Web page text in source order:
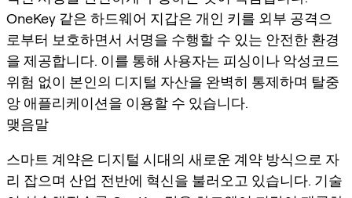
OneKey 같은 하드웨어 지갑은 개인 키를 외부 공격으
로부터 보호하면서 서명을 수행할 수 있는 안전한 환경
을 제공합니다. 이를 통해 사용자는 피싱이나 악성코드
위험 없이 본인의 디지털 자산을 완벽히 통제하며 탈중
앙 애플리케이션을 이용할 수 있습니다.
맺음말
스마트 계약은 디지털 시대의 새로운 계약 방식으로 자
리 잡으며 산업 전반에 혁신을 불러오고 있습니다. 기술